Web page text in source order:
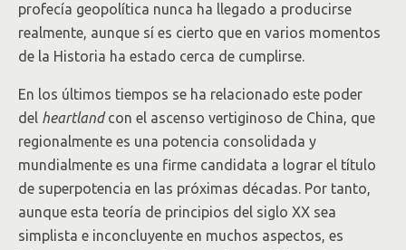
profecía geopolítica nunca ha llegado a producirse
realmente, aunque sí es cierto que en varios momentos
de la Historia ha estado cerca de cumplirse.
En los últimos tiempos se ha relacionado este poder
del heartlandcon el ascenso vertiginoso de China, que
regionalmente es una potencia consolidada y
mundialmente es una firme candidata a lograr el título
de superpotencia en las próximas décadas. Por tanto,
aunque esta teoría de principios del siglo XX sea
simplista e inconcluyente en muchos aspectos, es